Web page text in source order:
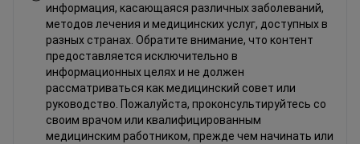
информация, касающаяся различных заболеваний,
методов лечения и медицинских услуг, доступных в
разных странах. Обратите внимание, что контент
предоставляется исключительно в
информационных целях и не должен
рассматриваться как медицинский совет или
руководство. Пожалуйста, проконсультируйтесь со
своим врачом или квалифицированным
медицинским работником, прежде чем начинать или